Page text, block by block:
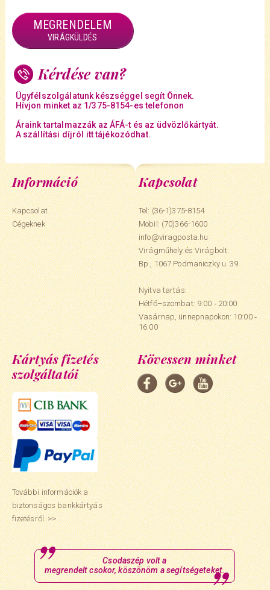
MEGRENDELEM
VIRÁGKÜLDÉS
Kérdése van?
Ügyfélszolgálatunk készséggel segít Önnek.
Hívjon minket az 1/375-8154-es telefonon
Áraink tartalmazzák az ÁFÁ-t és az üdvözlőkártyát.
A szállítási díjról itt tájékozódhat.
Információ
Kapcsolat
Cégeknek
Kapcsolat
Tel: (36-1)375-8154
Mobil:(70)366-1600
info@viragposta.hu
Virágműhely és Virágbolt:
Bp., 1067 Podmaniczky u. 39.
Nyitva tartás:
Hétfő–szombat: 9:00 ‑ 20:00
Vasárnap, ünnepnapokon: 10:00 ‑
16:00
Kártyás fizetés
szolgáltatói
További információk a
biztonságos bankkártyás
fizetésről. >>
Kövessen minket
Csodaszép volt a
megrendelt csokor, köszönöm a segítségeteket.